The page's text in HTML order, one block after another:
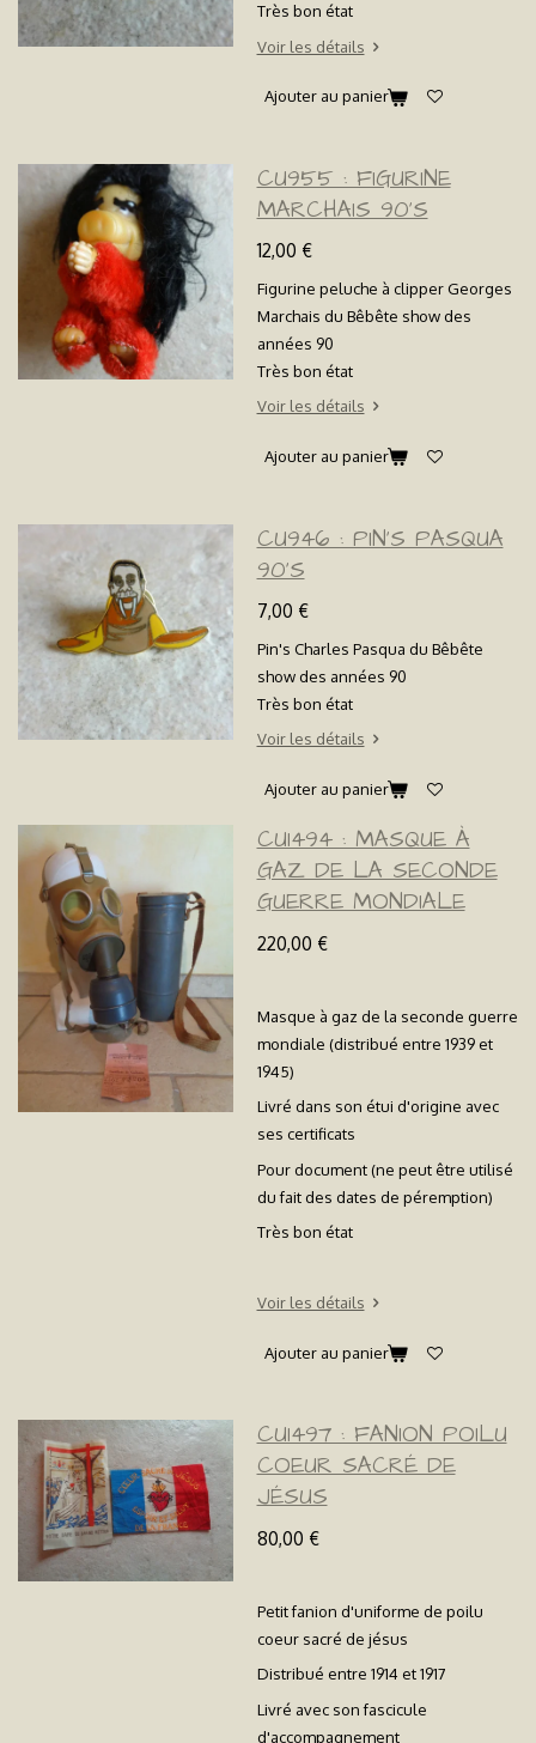
Très bon état
Voir les détails
Ajouter au panier
CU955 : FIGURINE
MARCHAIS 90'S
12,00 €
Figurine peluche à clipper Georges
Marchais du Bêbête show des
années 90
Très bon état
Voir les détails
Ajouter au panier
CU946 : PIN'S PASQUA
90'S
7,00 €
Pin's Charles Pasqua du Bêbête
show des années 90
Très bon état
Voir les détails
Ajouter au panier
CU1494 : MASQUE À
GAZ DE LA SECONDE
GUERRE MONDIALE
220,00 €
Masque à gaz de la seconde guerre
mondiale (distribué entre 1939 et
1945)
Livré dans son étui d'origine avec
ses certificats
Pour document (ne peut être utilisé
du fait des dates de péremption)
Très bon état
Voir les détails
Ajouter au panier
CU1497 : FANION POILU
COEUR SACRÉ DE
JÉSUS
80,00 €
Petit fanion d'uniforme de poilu
coeur sacré de jésus
Distribué entre 1914 et 1917
Livré avec son fascicule
d'accompagnement